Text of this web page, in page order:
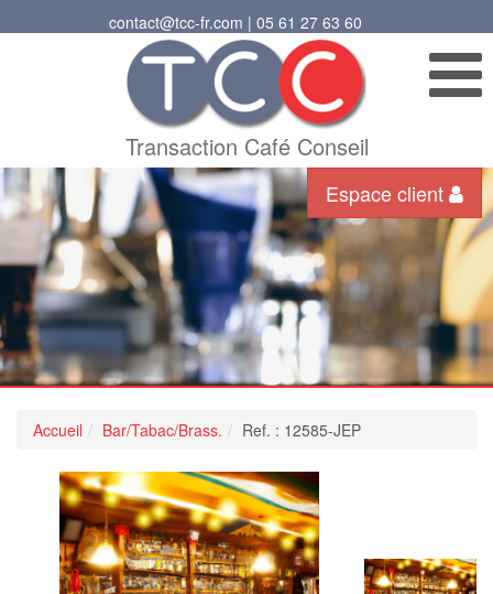
contact@tcc-fr.com | 05 61 27 63 60
Transaction Café Conseil
Espace client
Accueil Bar/Tabac/Brass. Ref. : 12585-JEP